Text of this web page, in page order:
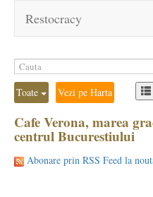
Restocracy
Toate Vezi pe Harta
Cafe Verona, marea
centrul Bucurestiului
Abonare prin RSS Feed la